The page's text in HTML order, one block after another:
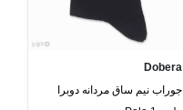
Dobera
جوراب نیم ساق مردانه دوبرا